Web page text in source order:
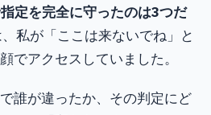
定を完全に守ったのは3つだ
私が「ここは来ないでね」と
でアクセスしていました。
誰が違ったか、その判定にど